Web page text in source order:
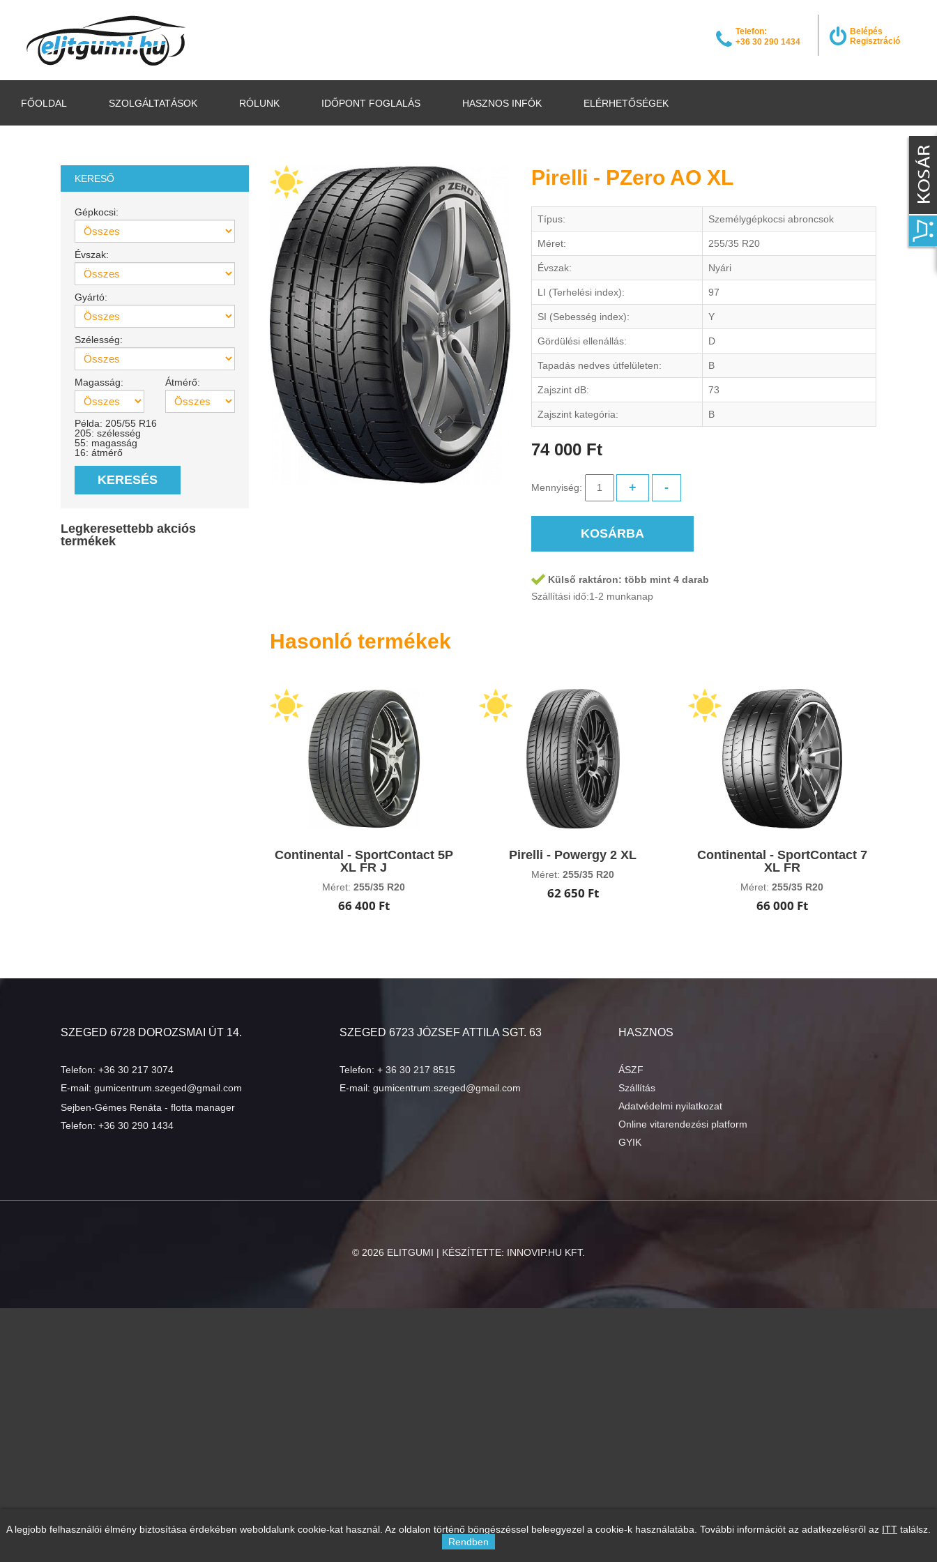
Belépés
Regisztráció
Telefon:
+36 30 290 1434
FŐOLDAL SZOLGÁLTATÁSOK RÓLUNK IDŐPONT FOGLALÁS HASZNOS INFÓK ELÉRHETŐSÉGEK
KERESŐ
Gépkocsi:
Évszak:
Gyártó:
Szélesség:
Magasság: Átmérő:
Példa: 205/55 R16
205: szélesség
55: magasság
16: átmérő
KERESÉS
Legkeresettebb akciós
termékek
Pirelli - PZero AO XL
Típus: Személygépkocsi abroncsok
Méret: 255/35 R20
Évszak: Nyári
LI (Terhelési index): 97
SI (Sebesség index): Y
Gördülési ellenállás: D
Tapadás nedves útfelületen: B
Zajszint dB: 73
Zajszint kategória: B
74 000 Ft
Mennyiség: + -
KOSÁRBA
Külső raktáron: több mint 4 darab
Szállítási idő:1-2 munkanap
Hasonló termékek
Continental - SportContact 5P
XL FR J
Méret:255/35 R20
66 400 Ft
Pirelli - Powergy 2 XL
Méret:255/35 R20
62 650 Ft
Continental - SportContact 7
XL FR
Méret:255/35 R20
66 000 Ft
SZEGED 6728 DOROZSMAI ÚT 14.
Telefon: +36 30 217 3074
E-mail: gumicentrum.szeged@gmail.com
Sejben-Gémes Renáta - flotta manager
Telefon: +36 30 290 1434
SZEGED 6723 JÓZSEF ATTILA SGT. 63
Telefon: + 36 30 217 8515
E-mail: gumicentrum.szeged@gmail.com
HASZNOS
ÁSZF
Szállítás
Adatvédelmi nyilatkozat
Online vitarendezési platform
GYIK
© 2026 ELITGUMI | KÉSZÍTETTE: INNOVIP.HU KFT.
A legjobb felhasználói élmény biztosítása érdekében weboldalunk cookie-kat használ. Az oldalon történő böngészéssel beleegyezel a cookie-k használatába. További információt az adatkezelésről az ITT találsz.
Rendben